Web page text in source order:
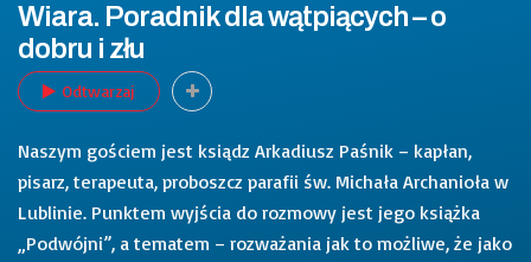
Wiara. Poradnik dla wątpiących – o
dobru i złu
Odtwarzaj
Naszym gościem jest ksiądz Arkadiusz Paśnik – kapłan,
pisarz, terapeuta, proboszcz parafii św. Michała Archanioła w
Lublinie. Punktem wyjścia do rozmowy jest jego książka
„Podwójni”, a tematem – rozważania jak to możliwe, że jako